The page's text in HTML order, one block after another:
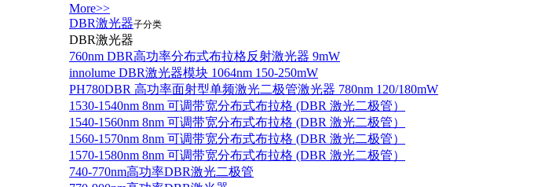
More>>
DBR激光器子分类
DBR激光器
760nm DBR高功率分布式布拉格反射激光器 9mW
innolume DBR激光器模块 1064nm 150-250mW
PH780DBR 高功率面射型单频激光二极管激光器 780nm 120/180mW
1530-1540nm 8nm 可调带宽分布式布拉格 (DBR 激光二极管）
1540-1560nm 8nm 可调带宽分布式布拉格 (DBR 激光二极管）
1560-1570nm 8nm 可调带宽分布式布拉格 (DBR 激光二极管）
1570-1580nm 8nm 可调带宽分布式布拉格 (DBR 激光二极管）
740-770nm高功率DBR激光二极管